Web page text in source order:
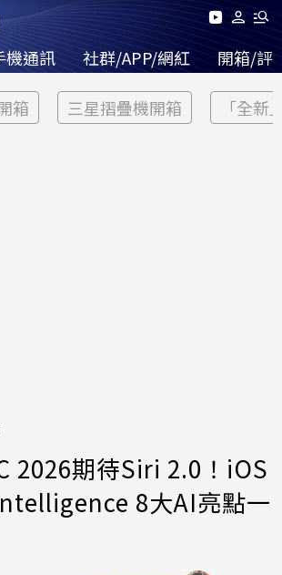
機通訊 社群/APP/網紅 開箱/評
箱 三星摺疊機開箱 「全新
2026期待Siri 2.0！iOS
8大AI亮點一